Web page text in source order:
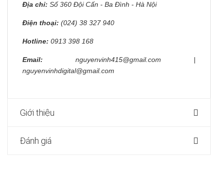
Địa chỉ: Số 360 Đội Cấn - Ba Đình - Hà Nội
Điện thoại: (024) 38 327 940
Hotline: 0913 398 168
Email: nguyenvinh415@gmail.com |
nguyenvinhdigital@gmail.com
Giới thiệu
Đánh giá